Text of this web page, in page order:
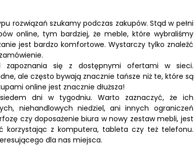
rozwiązań szukamy podczas zakupów. Stąd w pełni
online, tym bardziej, że meble, które wybraliśmy
jest bardzo komfortowe. Wystarczy tylko znaleźć
zapoznania się z dostępnymi ofertami w sieci.
ale często bywają znacznie tańsze niż te, które są
online jest znacznie dłuższa!
dni w tygodniu. Warto zaznaczyć, że ich
niehandlowych niedziel, ani innych ograniczeń
czy doposażenie biura w nowy zestaw mebli, jest
korzystając z komputera, tableta czy też telefonu.
dla nas miejsca.